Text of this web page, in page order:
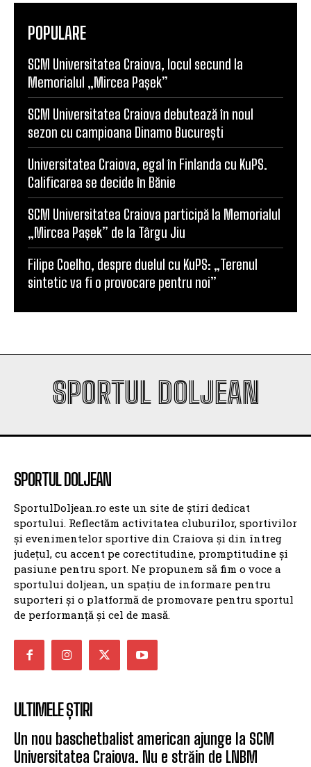
POPULARE
SCM Universitatea Craiova, locul secund la
Memorialul „Mircea Pașek”
SCM Universitatea Craiova debutează în noul
sezon cu campioana Dinamo București
Universitatea Craiova, egal în Finlanda cu KuPS.
Calificarea se decide în Bănie
SCM Universitatea Craiova participă la Memorialul
„Mircea Pașek” de la Târgu Jiu
Filipe Coelho, despre duelul cu KuPS: „Terenul
sintetic va fi o provocare pentru noi”
SPORTUL DOLJEAN
SPORTUL DOLJEAN
SportulDoljean.ro este un site de știri dedicat
sportului. Reflectăm activitatea cluburilor, sportivilor
și evenimentelor sportive din Craiova și din întreg
județul, cu accent pe corectitudine, promptitudine și
pasiune pentru sport. Ne propunem să fim o voce a
sportului doljean, un spațiu de informare pentru
suporteri și o platformă de promovare pentru sportul
de performanță și cel de masă.
ULTIMELE ȘTIRI
Un nou baschetbalist american ajunge la SCM
Universitatea Craiova. Nu e străin de LNBM